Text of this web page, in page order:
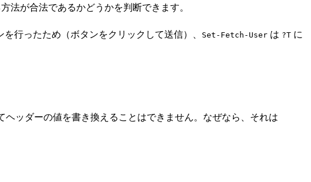
法が合法であるかどうかを判断できます。
行ったため（ボタンをクリックして送信）、 Set-Fetch-User は ?T に
ッダーの値を書き換えることはできません。なぜなら、それは